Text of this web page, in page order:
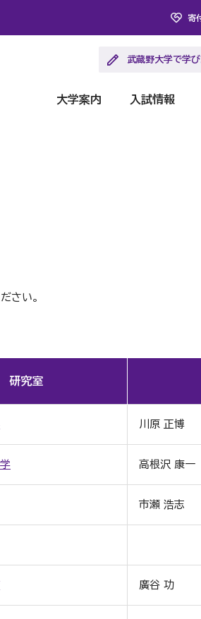
寄
武蔵野大学で学
大学案内 入試情報
さい。
研究室
川原 正博
高根沢 康一
市瀬 浩志
廣谷 功